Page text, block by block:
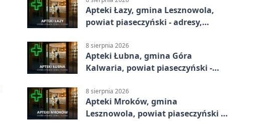
Apteki Łazy, gmina Lesznowola,
powiat piaseczyński - adresy,
8 sierpnia 2026
Apteki Łubna, gmina Góra
Kalwaria, powiat piaseczyński -
8 sierpnia 2026
Apteki Mroków, gmina
Lesznowola, powiat piaseczyński -